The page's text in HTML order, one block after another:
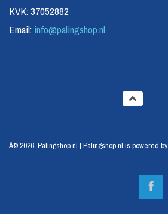
KVK: 37052882
Email: info@palingshop.nl
Â© 2026. Palingshop.nl | Palingshop.nl is powered by